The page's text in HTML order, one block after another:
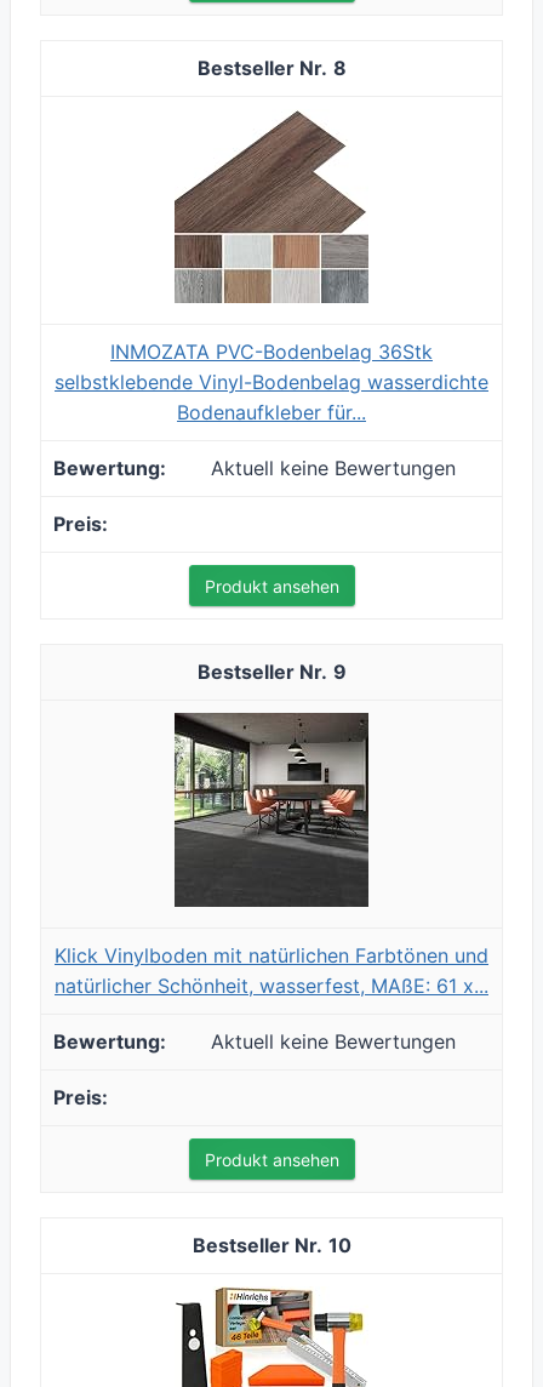
8
INMOZATA PVC-Bodenbelag 36Stk
selbstklebende Vinyl-Bodenbelag wasserdichte
Bodenaufkleber für...
Aktuell keine Bewertungen
Produkt ansehen
9
Klick Vinylboden mit natürlichen Farbtönen und
natürlicher Schönheit, wasserfest, MAßE: 61 x...
Aktuell keine Bewertungen
Produkt ansehen
10